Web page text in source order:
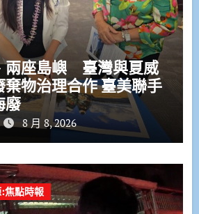
兩座島嶼 臺灣與夏威
物治理合作 臺美聯手
廢
8 月 8, 2026
焦點時報